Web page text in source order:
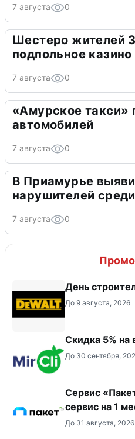
7 августа 0
Шестеро жителей
подпольное казино
7 августа 0
«Амурское такси»
автомобилей
7 августа 0
В Приамурье
нарушителей
7 августа 0
День
До 9 августа, 2026
Скидка 5% на
До 30 сентября,
Сервис «Пакет» —
сервис на 1
До 31 августа, 2026